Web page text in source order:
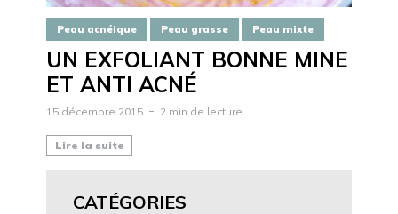
Peau acnéique Peau grasse Peau mixte
UN EXFOLIANT BONNE MINE
ET ANTI ACNÉ
15 décembre 2015 2 min de lecture
Lire la suite
CATÉGORIES